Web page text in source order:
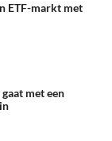
ETF-markt met
met een